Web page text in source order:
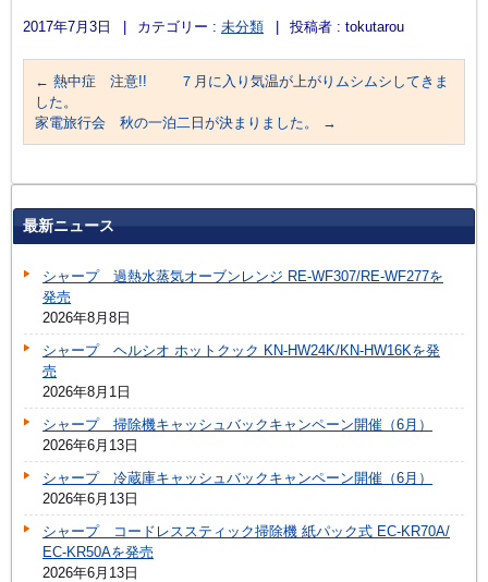
2017年7月3日 カテゴリー : 未分類 投稿者 : tokutarou
← 熱中症 注意!! ７月に入り気温が上がりムシムシしてきま
した。
家電旅行会 秋の一泊二日が決まりました。
→
最新ニュース
シャープ 過熱水蒸気オーブンレンジ RE-WF307/RE-WF277を
発売
2026年8月8日
シャープ ヘルシオ ホットクック KN-HW24K/KN-HW16Kを発
売
2026年8月1日
シャープ 掃除機キャッシュバックキャンペーン開催（6月）
2026年6月13日
シャープ 冷蔵庫キャッシュバックキャンペーン開催（6月）
2026年6月13日
シャープ コードレススティック掃除機 紙パック式 EC-KR70A/
EC-KR50Aを発売
2026年6月13日